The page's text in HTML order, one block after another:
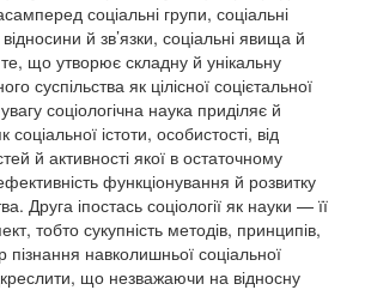
соціальні групи, соціальні
відносини й зв’язки, соціальні явища й
що утворює складну й унікальну
суспільства як цілісної соцієтальної
соціологічна наука приділяє й
істоти, особистості, від
й активності якої в остаточному
функціонування й розвитку
Друга іпостась соціології як науки — її
тобто сукупність методів, принципів,
пізнання навколишньої соціальної
що незважаючи на відносну